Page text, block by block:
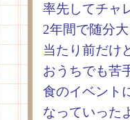
率先してチャ
2年間で随分
当たり前だけ
おうちでも苦
食のイベント
なっていった